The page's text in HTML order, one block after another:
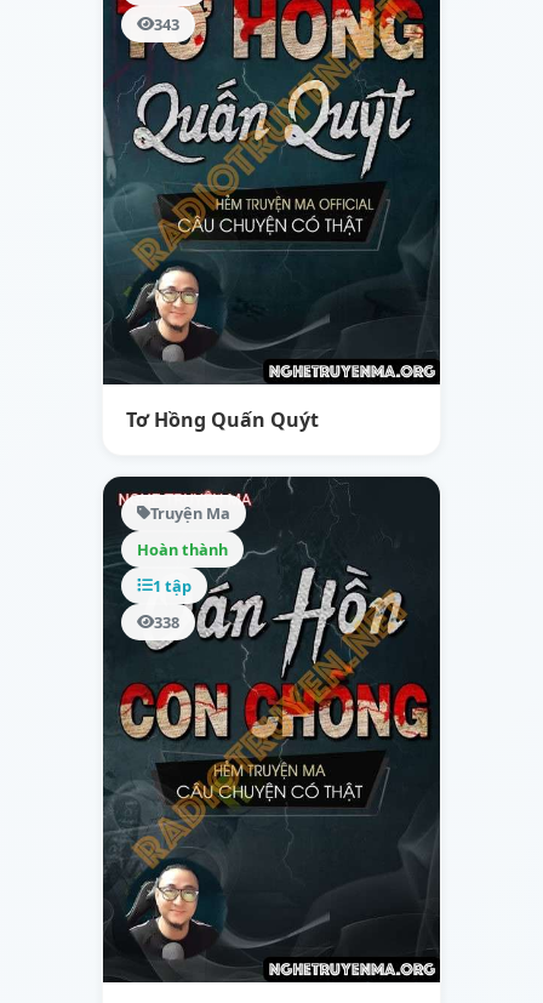
343
Tơ Hồng Quấn Quýt
Truyện Ma
Hoàn thành
1 tập
338